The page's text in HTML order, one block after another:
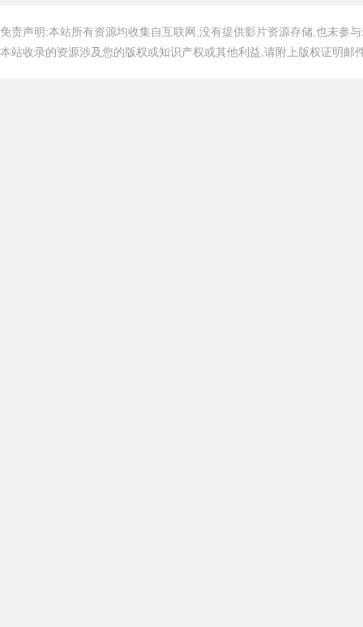
免责声明:本站所有资源均收集自互联网,没有提供影片资源存储,也未参
本站收录的资源涉及您的版权或知识产权或其他利益,请附上版权证明